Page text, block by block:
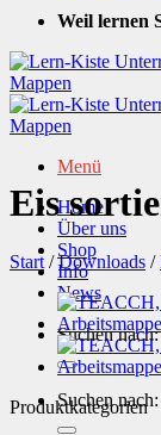
Weil lernen
Menü
Home
Über uns
Shop
Info
News
Suchen nach:
Suchen nach:
Eis
Start / Downloads /
Produktkategorien